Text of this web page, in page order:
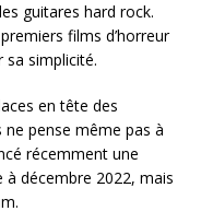
guitares hard rock.
films d’horreur
sa simplicité.
en tête des
ne pense même pas à
récemment une
à décembre 2022, mais